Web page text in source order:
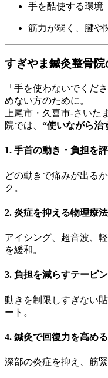
手を酷使する環境
筋力が弱く、腱や
すぎやま鍼灸整骨
「手を使わないでくだ
めない方のために。
上尾市・久喜市-さい
院では、 “使いながら治
1. 手首の動き・負担を
どの動きで痛みが出る
ク。
2. 炎症を抑える物理療
アイシング、超音波、
を緩和。
3. 負担を減らすテーピ
動きを制限しすぎない
ート。
4. 鍼灸で回復力を高める
深部の炎症を抑え、筋